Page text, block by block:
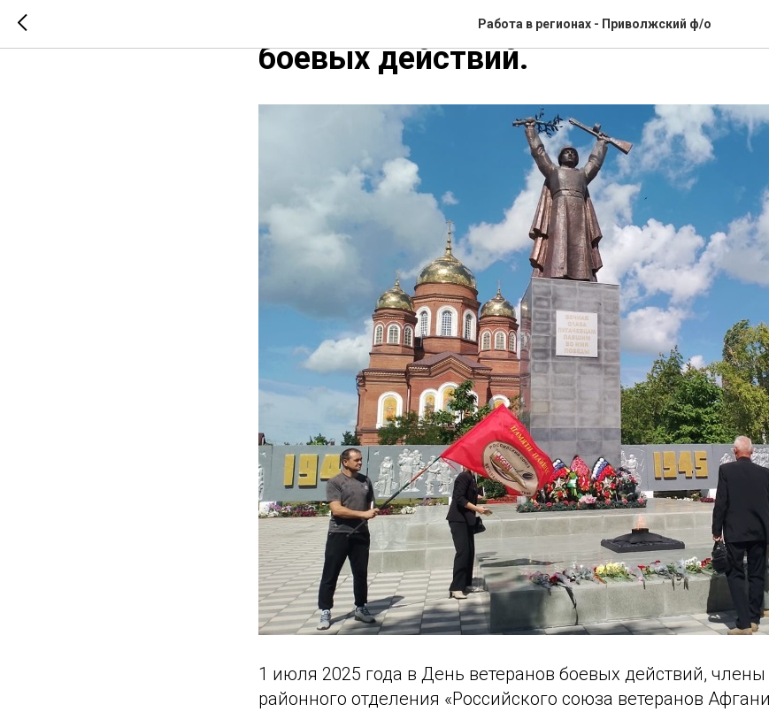
Работа в регионах - Приволжский ф/о
Пугачёвские Афганцы в День
боевых действий.
1 июля 2025 года в День ветеранов боевых действий, члены
районного отделения «Российского союза ветеранов